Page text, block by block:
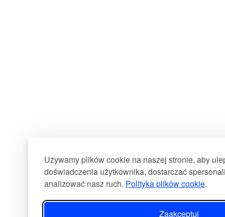
Używamy plików cookie na naszej stronie, aby
doświadczenia użytkownika, dostarczać
analizować nasz ruch. Polityka plików cookie.
Zaakceptuj